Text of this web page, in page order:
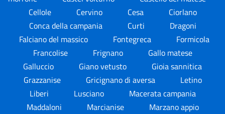
Cellole
Cervino Cesa
Ciorlano
Conca della campania
Curti
Dragoni
Falciano del massico
Fontegreca
Formicola
Francolise
Frignano
Gallo matese
Galluccio
Giano vetusto
Gioia sannitica
Grazzanise
Gricignano di aversa
Letino
Liberi
Lusciano
Macerata campania
Maddaloni
Marcianise
Marzano appio